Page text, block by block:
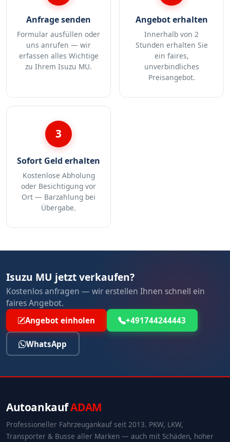
Anfrage senden
Formular ausfüllen oder
uns anrufen — wir
erfassen alles Wichtige
zu Ihrem Isuzu MU.
Angebot erhalten
Innerhalb von 2
Stunden erhalten Sie
ein faires,
unverbindliches
Preisangebot.
3
Sofort Geld erhalten
Kostenlose Abholung
oder Besichtigung vor
Ort — Barzahlung bei
Übergabe.
Isuzu MU jetzt verkaufen?
Kostenlos anfragen — wir erstellen Ihnen schnell ein
faires Angebot.
Angebot einholen +491744244443
WhatsApp
AutoankaufADAM
Professioneller Fahrzeugankauf seit 2013. PKW, LKW,
Transporter & Busse aller Marken — auch mit Schäden, hoher